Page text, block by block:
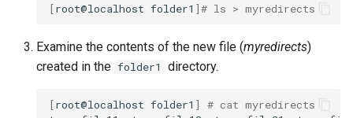
[root@localhost folder1 ]# ls > myredirects
Examine the contents of the new file (myredirects)
created in the folder1 directory.
[root@localhost folder1 ]
# cat myredirects